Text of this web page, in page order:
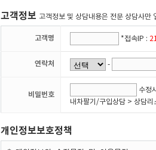
고객정보 고객정보 및 상담내용은 전문 상담사만
고객명 *접속IP :
연락처 -
비밀번호
수정
내차팔기/구입상담 > 상담리
개인정보보호정책